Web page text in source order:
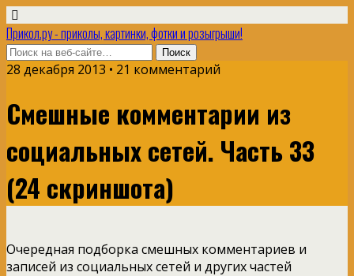
Прикол.ру - приколы, картинки, фотки и розыгрыши!
28 декабря 2013 • 21 комментарий
Смешные комментарии из
социальных сетей. Часть 33
(24 скриншота)
Очередная подборка смешных комментариев и
записей из социальных сетей и других частей